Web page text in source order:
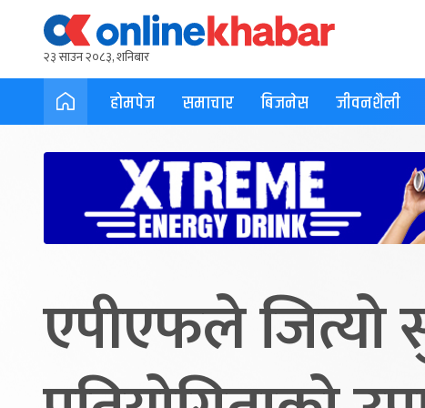
२३ साउन २०८३, शनिबार
होमपेज समाचार बिजनेस जीवनशैली
एपीएफले जित्यो